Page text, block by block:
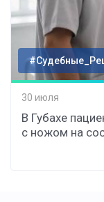
30 июля
В Губахе
с ножом на